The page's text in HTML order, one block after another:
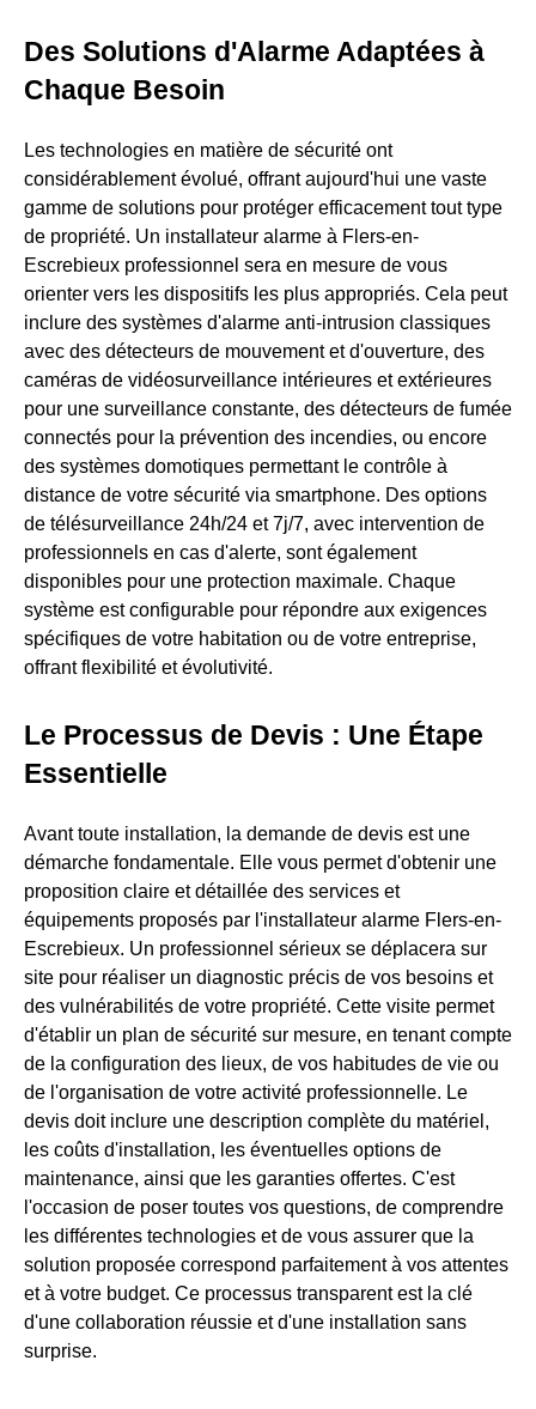
Des Solutions d'Alarme Adaptées à
Chaque Besoin
Les technologies en matière de sécurité ont
considérablement évolué, offrant aujourd'hui une vaste
gamme de solutions pour protéger efficacement tout type
de propriété. Un installateur alarme à Flers-en-
Escrebieux professionnel sera en mesure de vous
orienter vers les dispositifs les plus appropriés. Cela peut
inclure des systèmes d'alarme anti-intrusion classiques
avec des détecteurs de mouvement et d'ouverture, des
caméras de vidéosurveillance intérieures et extérieures
pour une surveillance constante, des détecteurs de fumée
connectés pour la prévention des incendies, ou encore
des systèmes domotiques permettant le contrôle à
distance de votre sécurité via smartphone. Des options
de télésurveillance 24h/24 et 7j/7, avec intervention de
professionnels en cas d'alerte, sont également
disponibles pour une protection maximale. Chaque
système est configurable pour répondre aux exigences
spécifiques de votre habitation ou de votre entreprise,
offrant flexibilité et évolutivité.
Le Processus de Devis : Une Étape
Essentielle
Avant toute installation, la demande de devis est une
démarche fondamentale. Elle vous permet d'obtenir une
proposition claire et détaillée des services et
équipements proposés par l'installateur alarme Flers-en-
Escrebieux. Un professionnel sérieux se déplacera sur
site pour réaliser un diagnostic précis de vos besoins et
des vulnérabilités de votre propriété. Cette visite permet
d'établir un plan de sécurité sur mesure, en tenant compte
de la configuration des lieux, de vos habitudes de vie ou
de l'organisation de votre activité professionnelle. Le
devis doit inclure une description complète du matériel,
les coûts d'installation, les éventuelles options de
maintenance, ainsi que les garanties offertes. C'est
l'occasion de poser toutes vos questions, de comprendre
les différentes technologies et de vous assurer que la
solution proposée correspond parfaitement à vos attentes
et à votre budget. Ce processus transparent est la clé
d'une collaboration réussie et d'une installation sans
surprise.